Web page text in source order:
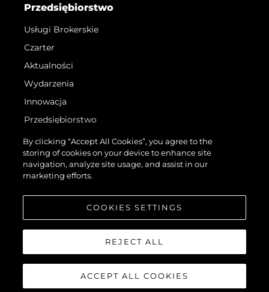
Przedsiębiorstwo
Usługi Brokerskie
Czarter
Aktualności
Wydarzenia
Innowacja
Przedsiębiorstwo
Zespół
Styl Życia
Tradycja
©.2026 Sunseeker London Group.Wszelkie prawa zastrzeżone.
By clicking “Accept All Cookies”, you agree to the
storing of cookies on your device to enhance site
navigation, analyze site usage, and assist in our
marketing efforts.
COOKIES SETTINGS
REJECT ALL
ACCEPT ALL COOKIES